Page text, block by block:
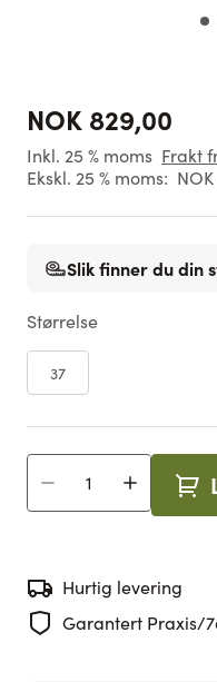
NOK 829,00
Inkl. 25 % moms Frakt
Ekskl. 25 % moms:
Slik finner du din
Størrelse
37
Antall
Hurtig levering
Garantert Praxis/